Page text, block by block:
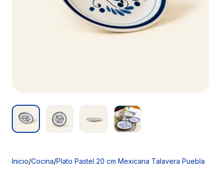
Inicio/Cocina/Plato Pastel 20 cm Mexicana Talavera Puebla